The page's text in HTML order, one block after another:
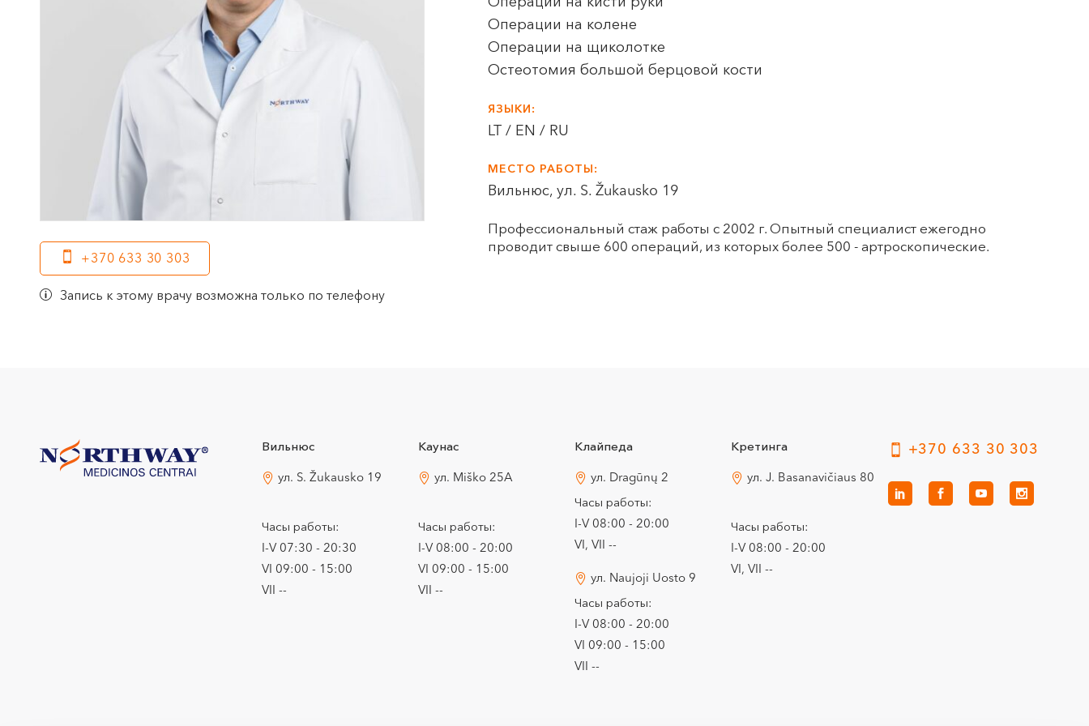
+370 633 30 303
Запись к этому врачу возможна только по телефону
Операции на колене
Операции на щиколотке
Остеотомия большой берцовой кости
ЯЗЫКИ:
LT / EN / RU
МЕСТО РАБОТЫ:
Вильнюс, ул. S. Žukausko 19
Профессиональный стаж работы с 2002 г. Опытный специалист ежегодно
проводит свыше 600 операций, из которых более 500 - артроскопические.
Вильнюс
ул. S. Žukausko 19
Часы работы:
I-V 07:30 - 20:30
VI 09:00 - 15:00
VII --
Каунас
ул. Miško 25A
Часы работы:
I-V 08:00 - 20:00
VI 09:00 - 15:00
VII --
Клайпеда
ул. Dragūnų 2
Часы работы:
I-V 08:00 - 20:00
VI, VII --
ул. Naujoji Uosto 9
Часы работы:
I-V 08:00 - 20:00
VI 09:00 - 15:00
VII --
Кретинга
ул. J. Basanavičiaus 80
Часы работы:
I-V 08:00 - 20:00
VI, VII --
+370 633 30 303